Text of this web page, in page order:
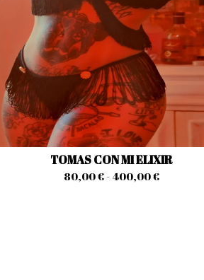
TOMAS CON MI ELIXIR
80,00€- 400,00€